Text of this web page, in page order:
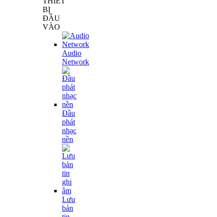
BỊ
ĐẦU
VÀO
Audio
Network
Đầu
phát
nhạc
nền
Lưu
bản